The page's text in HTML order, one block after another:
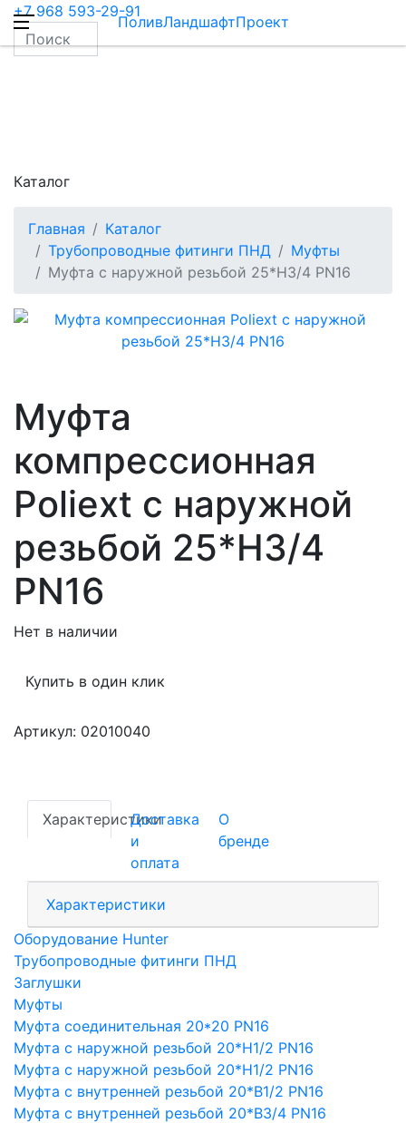
ПоливЛандшафтПроект
+7 968 593-29-91
Каталог
Главная
Каталог
Трубопроводные фитинги ПНД
Муфты
Муфта с наружной резьбой 25*Н3/4 PN16
Муфта
компрессионная
Poliext с наружной
резьбой 25*Н3/4
PN16
Нет в наличии
Купить в один клик
Артикул: 02010040
ХарактеристикиДоставка
и
оплата
О
бренде
Характеристики
Оборудование Hunter
Трубопроводные фитинги ПНД
Заглушки
Муфты
Муфта соединительная 20*20 PN16
Муфта с наружной резьбой 20*Н1/2 PN16
Муфта с наружной резьбой 20*Н1/2 PN16
Муфта с внутренней резьбой 20*В1/2 PN16
Муфта с внутренней резьбой 20*В3/4 PN16